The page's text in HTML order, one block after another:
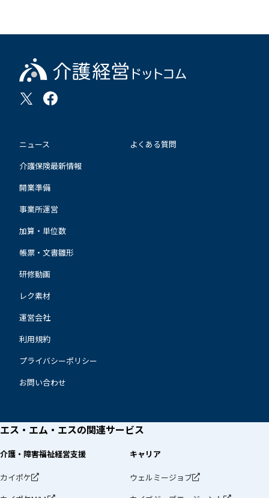
ニュース
介護保険最新情報
開業準備
事業所運営
加算・単位数
帳票・文書雛形
研修動画
レク素材
よくある質問
運営会社
利用規約
プライバシーポリシー
お問い合わせ
エス・エム・エスの関連サービス
介護・障害福祉経営支援
カイポケ
キャリア
ウェルミージョブ